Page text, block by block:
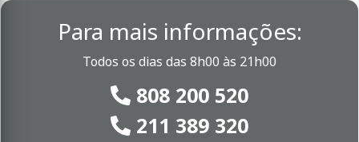
Para mais informações:
Todos os dias das 8h00 às 21h00
808 200 520
211 389 320